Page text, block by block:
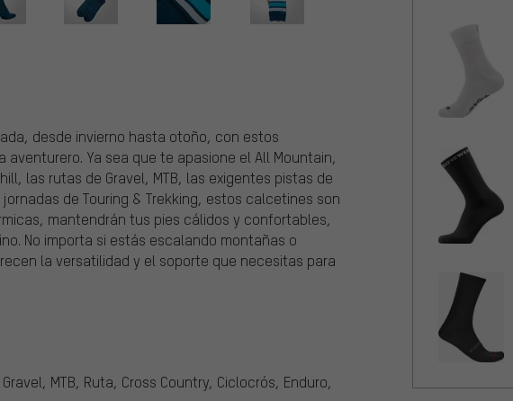
desde invierno hasta otoño, con estos
Ya sea que te apasione el All Mountain,
las rutas de Gravel, MTB, las exigentes pistas de
de Touring & Trekking, estos calcetines son
mantendrán tus pies cálidos y confortables,
No importa si estás escalando montañas o
la versatilidad y el soporte que necesitas para
MTB, Ruta, Cross Country, Ciclocrós, Enduro,